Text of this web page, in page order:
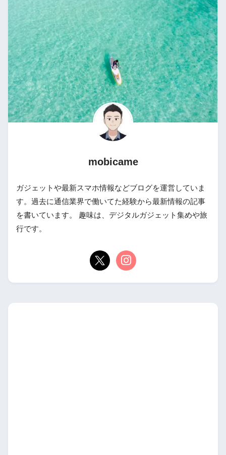
mobicame
ガジェットや最新スマホ情報などブログを運営していま
す。過去に通信業界で働いてた経験から最新情報の記事
を書いています。 趣味は、デジタルガジェット集めや旅
行です。